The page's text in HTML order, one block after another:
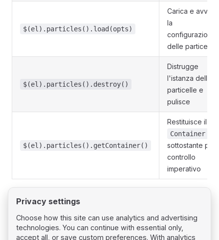
$(el).particles().load(opts)
Carica e avvia
la
configurazione
delle particelle
$(el).particles().destroy()
Distrugge
l'istanza delle
particelle e
pulisce
$(el).particles().getContainer()
Restituisce il
Container
sottostante per
controllo
imperativo
PagerPrevious page
Privacy settings
Choose how this site can use analytics and advertising
technologies. You can continue with essential only,
accept all, or save custom preferences. With analytics